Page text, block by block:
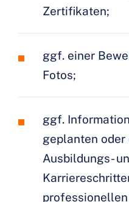
Zertifikaten;
ggf. einer
Fotos;
ggf.
geplanten
Ausbildungs-